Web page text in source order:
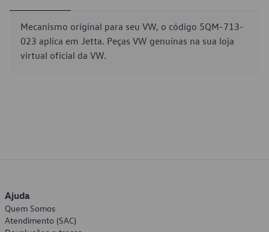
Mecanismo original para seu VW, o código 5QM-713-
023 aplica em Jetta. Peças VW genuínas na sua loja
virtual oficial da VW.
Ajuda
Quem Somos
Atendimento (SAC)